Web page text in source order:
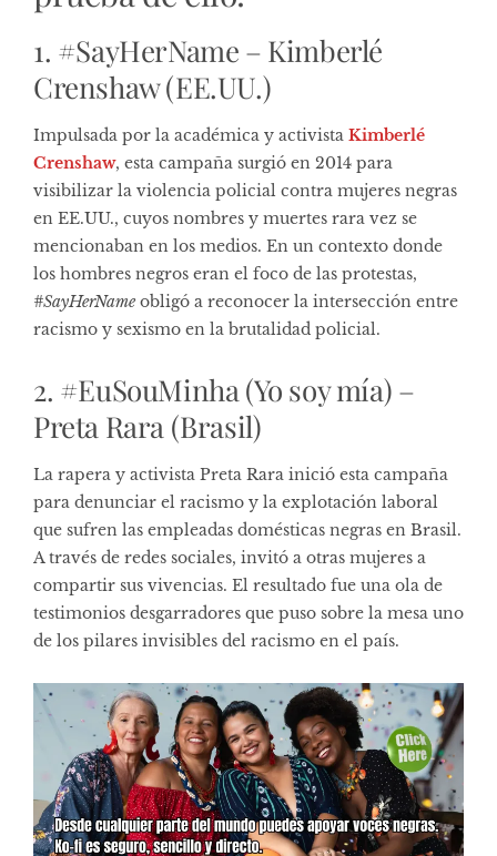
1. #SayHerName – Kimberlé
Crenshaw (EE.UU.)
Impulsada por la académica y activista Kimberlé
Crenshaw, esta campaña surgió en 2014 para
visibilizar la violencia policial contra mujeres negras
en EE.UU., cuyos nombres y muertes rara vez se
mencionaban en los medios. En un contexto donde
los hombres negros eran el foco de las protestas,
#SayHerNameobligó a reconocer la intersección entre
racismo y sexismo en la brutalidad policial.
2. #EuSouMinha (Yo soy mía) –
Preta Rara (Brasil)
La rapera y activista Preta Rara inició esta campaña
para denunciar el racismo y la explotación laboral
que sufren las empleadas domésticas negras en Brasil.
A través de redes sociales, invitó a otras mujeres a
compartir sus vivencias. El resultado fue una ola de
testimonios desgarradores que puso sobre la mesa uno
de los pilares invisibles del racismo en el país.